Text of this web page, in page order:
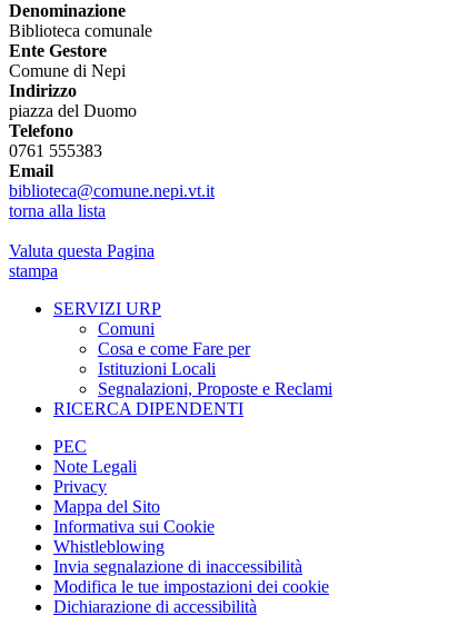
Denominazione
Biblioteca comunale
Ente Gestore
Comune di Nepi
Indirizzo
piazza del Duomo
Telefono
0761 555383
Email
biblioteca@comune.nepi.vt.it
torna alla lista
Valuta questa Pagina
stampa
SERVIZI URP
Comuni
Cosa e come Fare per
Istituzioni Locali
Segnalazioni, Proposte e Reclami
RICERCA DIPENDENTI
PEC
Note Legali
Privacy
Mappa del Sito
Informativa sui Cookie
Whistleblowing
Invia segnalazione di inaccessibilità
Modifica le tue impostazioni dei cookie
Dichiarazione di accessibilità